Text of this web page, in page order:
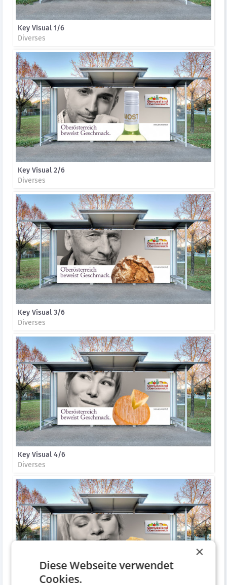
Key Visual 1/6
Diverses
Key Visual 2/6
Diverses
Key Visual 3/6
Diverses
Key Visual 4/6
Diverses
×
Diese Webseite verwendet
Cookies.